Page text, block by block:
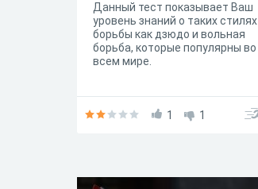
Данный тест показывает Ваш
уровень знаний о таких стилях
борьбы как дзюдо и вольная
борьба, которые популярны во
всем мире.
1 1